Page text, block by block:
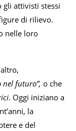
gli attivisti stessi
di rilievo.
nelle loro
nel futuro”, o che
. Oggi iniziano a
la
e del